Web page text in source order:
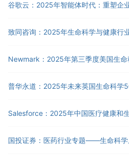
致同咨询：2025年生命科学与健康行